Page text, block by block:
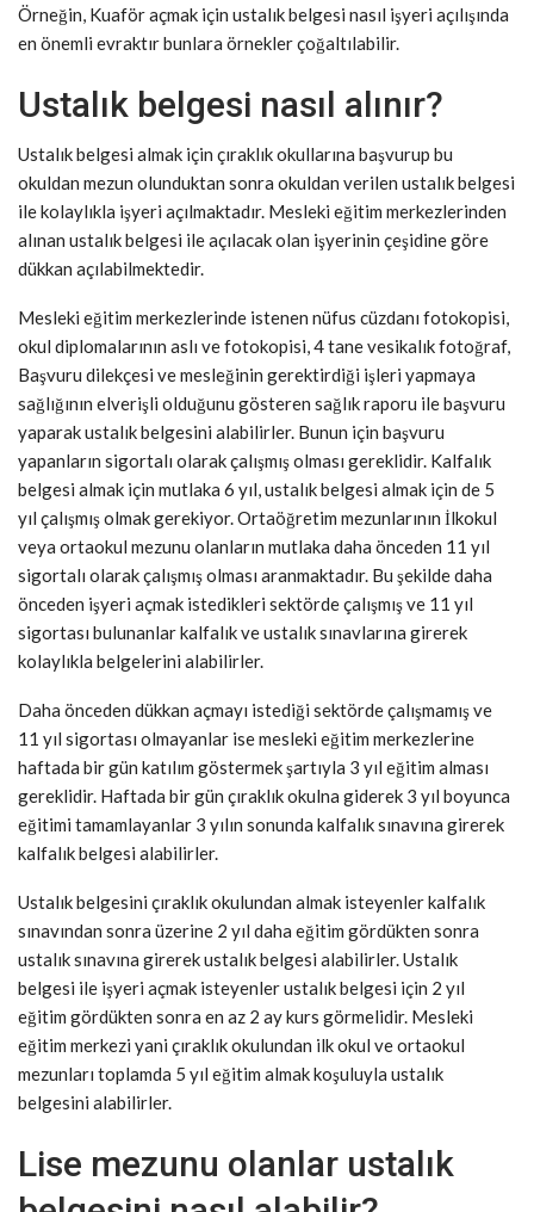
Örneğin, Kuaför açmak için ustalık belgesi nasıl işyeri açılışında
en önemli evraktır bunlara örnekler çoğaltılabilir.
Ustalık belgesi nasıl alınır?
Ustalık belgesi almak için çıraklık okullarına başvurup bu
okuldan mezun olunduktan sonra okuldan verilen ustalık belgesi
ile kolaylıkla işyeri açılmaktadır. Mesleki eğitim merkezlerinden
alınan ustalık belgesi ile açılacak olan işyerinin çeşidine göre
dükkan açılabilmektedir.
Mesleki eğitim merkezlerinde istenen nüfus cüzdanı fotokopisi,
okul diplomalarının aslı ve fotokopisi, 4 tane vesikalık fotoğraf,
Başvuru dilekçesi ve mesleğinin gerektirdiği işleri yapmaya
sağlığının elverişli olduğunu gösteren sağlık raporu ile başvuru
yaparak ustalık belgesini alabilirler. Bunun için başvuru
yapanların sigortalı olarak çalışmış olması gereklidir. Kalfalık
belgesi almak için mutlaka 6 yıl, ustalık belgesi almak için de 5
yıl çalışmış olmak gerekiyor. Ortaöğretim mezunlarının İlkokul
veya ortaokul mezunu olanların mutlaka daha önceden 11 yıl
sigortalı olarak çalışmış olması aranmaktadır. Bu şekilde daha
önceden işyeri açmak istedikleri sektörde çalışmış ve 11 yıl
sigortası bulunanlar kalfalık ve ustalık sınavlarına girerek
kolaylıkla belgelerini alabilirler.
Daha önceden dükkan açmayı istediği sektörde çalışmamış ve
11 yıl sigortası olmayanlar ise mesleki eğitim merkezlerine
haftada bir gün katılım göstermek şartıyla 3 yıl eğitim alması
gereklidir. Haftada bir gün çıraklık okulna giderek 3 yıl boyunca
eğitimi tamamlayanlar 3 yılın sonunda kalfalık sınavına girerek
kalfalık belgesi alabilirler.
Ustalık belgesini çıraklık okulundan almak isteyenler kalfalık
sınavından sonra üzerine 2 yıl daha eğitim gördükten sonra
ustalık sınavına girerek ustalık belgesi alabilirler. Ustalık
belgesi ile işyeri açmak isteyenler ustalık belgesi için 2 yıl
eğitim gördükten sonra en az 2 ay kurs görmelidir. Mesleki
eğitim merkezi yani çıraklık okulundan ilk okul ve ortaokul
mezunları toplamda 5 yıl eğitim almak koşuluyla ustalık
belgesini alabilirler.
Lise mezunu olanlar ustalık